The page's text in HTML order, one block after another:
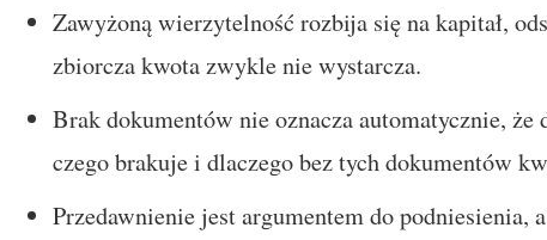
Zawyżoną wierzytelność rozbija się na kapitał,
zbiorcza kwota zwykle nie wystarcza.
Brak dokumentów nie oznacza automatycznie, że
czego brakuje i dlaczego bez tych dokumentów
Przedawnienie jest argumentem do podniesienia,